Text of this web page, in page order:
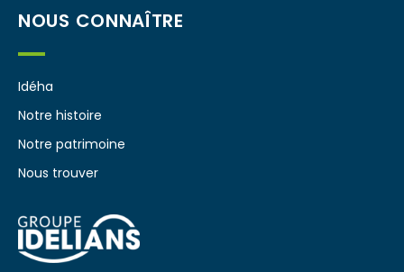
NOUS CONNAÎTRE
Idéha
Notre histoire
Notre patrimoine
Nous trouver